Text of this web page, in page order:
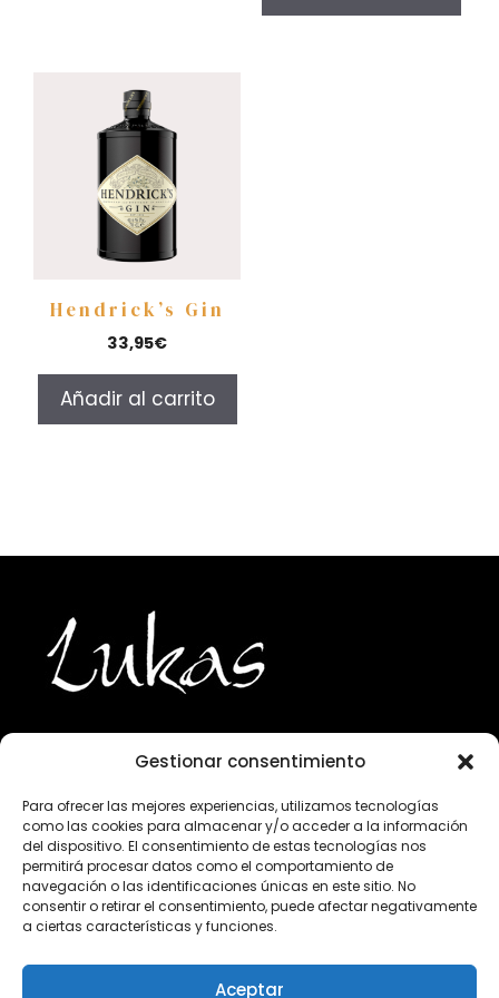
Gestionar consentimiento
Para ofrecer las mejores experiencias, utilizamos tecnologías
como las cookies para almacenar y/o acceder a la información
del dispositivo. El consentimiento de estas tecnologías nos
permitirá procesar datos como el comportamiento de
navegación o las identificaciones únicas en este sitio. No
consentir o retirar el consentimiento, puede afectar negativamente
a ciertas características y funciones.
Aceptar
Hendrick’s Gin
33,95€
Añadir al carrito
943 224 800
info@lukasgourmet.com
Club del vino
Trabaja con nosotros
Preguntas frecuentes
Condiciones de compra